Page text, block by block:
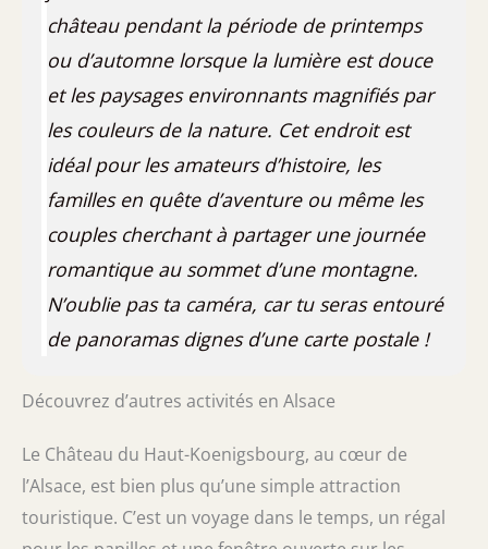
château pendant la période de printemps
ou d’automne lorsque la lumière est douce
et les paysages environnants magnifiés par
les couleurs de la nature. Cet endroit est
idéal pour les amateurs d’histoire, les
familles en quête d’aventure ou même les
couples cherchant à partager une journée
romantique au sommet d’une montagne.
N’oublie pas ta caméra, car tu seras entouré
de panoramas dignes d’une carte postale !
Découvrez d’autres activités en Alsace
Le Château du Haut-Koenigsbourg, au cœur de
l’Alsace, est bien plus qu’une simple attraction
touristique. C’est un voyage dans le temps, un régal